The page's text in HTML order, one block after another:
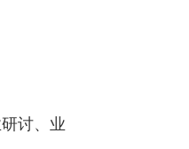
讨、业